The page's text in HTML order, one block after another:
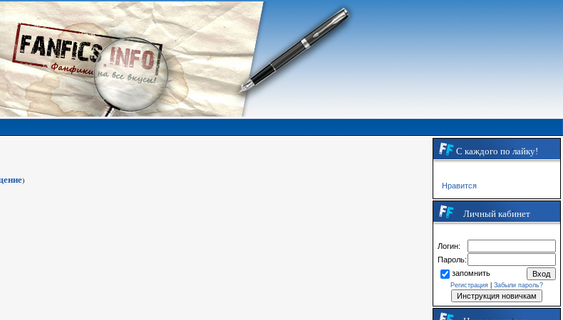
)
С каждого по лайку!
Нравится
Личный кабинет
Логин:
Пароль:
запомнить
Регистрация Забыли пароль?